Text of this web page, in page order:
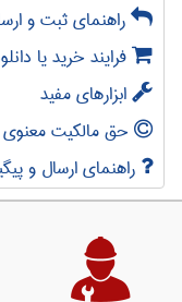
راهنمای ثبت و
فرایند خرید یا
ابزارهای مفید
حق مالکیت
راهنمای ارسال و